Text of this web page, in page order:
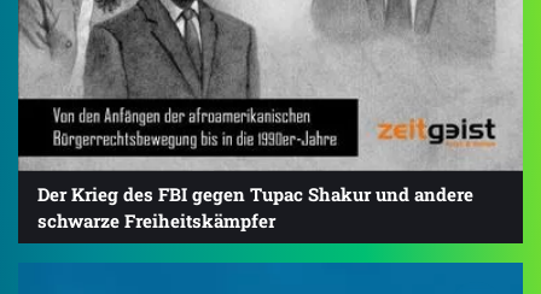
Der Krieg des FBI gegen Tupac Shakur und andere
schwarze Freiheitskämpfer